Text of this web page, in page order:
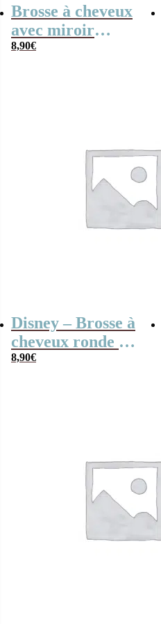
Brosse à cheveux
avec miroir
comics – Wonder
8,90€
Disney – Brosse à
cheveux ronde Les
101 dalmatiens
8,90€